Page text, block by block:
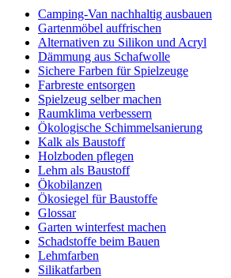
Camping-Van nachhaltig ausbauen
Gartenmöbel auffrischen
Alternativen zu Silikon und Acryl
Dämmung aus Schafwolle
Sichere Farben für Spielzeuge
Farbreste entsorgen
Spielzeug selber machen
Raumklima verbessern
Ökologische Schimmelsanierung
Kalk als Baustoff
Holzboden pflegen
Lehm als Baustoff
Ökobilanzen
Ökosiegel für Baustoffe
Glossar
Garten winterfest machen
Schadstoffe beim Bauen
Lehmfarben
Silikatfarben